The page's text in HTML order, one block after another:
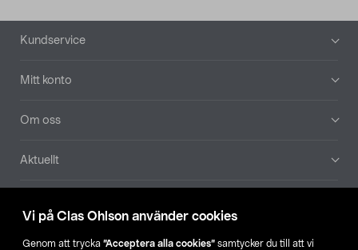
Vi på Clas Ohlson använder cookies
Genom att trycka ”Acceptera alla cookies” samtycker du till att vi
Sidfot
Kundservice
Mitt konto
Om oss
Aktuellt
Hitta butik